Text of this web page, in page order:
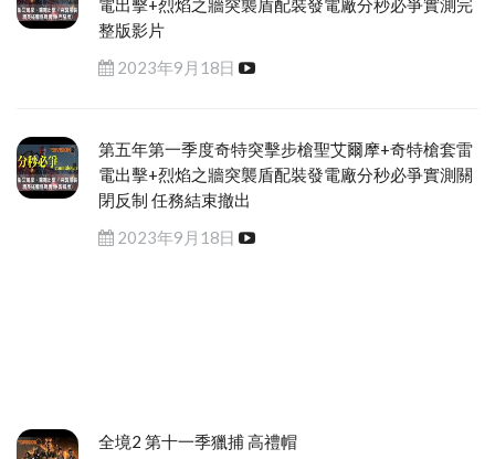
電出擊+烈焰之牆突襲盾配裝發電廠分秒必爭實測完
整版影片
2023年9月18日
第五年第一季度奇特突擊步槍聖艾爾摩+奇特槍套雷
電出擊+烈焰之牆突襲盾配裝發電廠分秒必爭實測關
閉反制 任務結束撤出
2023年9月18日
全境2 第十一季獵捕 高禮帽